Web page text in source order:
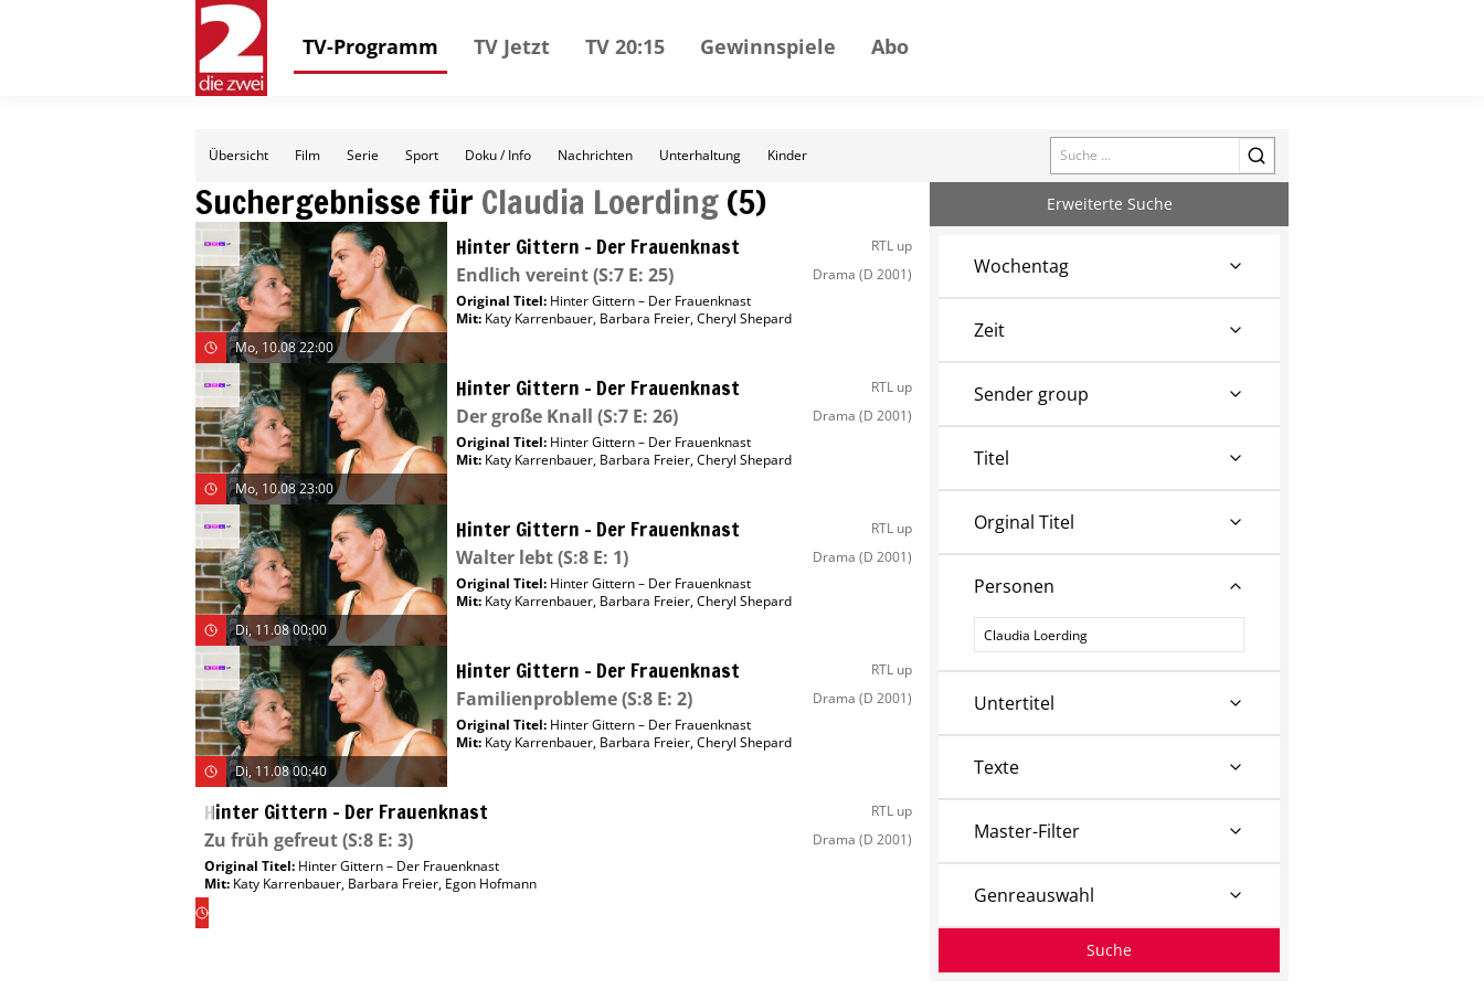
TV-Programm TV Jetzt TV 20:15 Gewinnspiele Abo
Übersicht Film Serie Sport Doku / Info Nachrichten Unterhaltung Kinder Search
Suchergebnisse für Claudia Loerding(5)
Mo, 10.08 22:00
Hinter Gittern – Der Frauenknast RTL up
Endlich vereint(S:7 E: 25) Drama (D 2001)
Original Titel: Hinter Gittern – Der Frauenknast
Mit: Katy Karrenbauer, Barbara Freier,Cheryl Shepard
Mo, 10.08 23:00
Hinter Gittern – Der Frauenknast RTL up
Der große Knall (S:7 E: 26) Drama (D 2001)
Original Titel: Hinter Gittern – Der Frauenknast
Mit: Katy Karrenbauer, Barbara Freier,Cheryl Shepard
Di, 11.08 00:00
Hinter Gittern – Der Frauenknast RTL up
Walter lebt(S:8 E: 1) Drama (D 2001)
Original Titel: Hinter Gittern – Der Frauenknast
Mit: Katy Karrenbauer, Barbara Freier,Cheryl Shepard
Di, 11.08 00:40
Hinter Gittern – Der Frauenknast RTL up
Familienprobleme(S:8 E: 2) Drama (D 2001)
Original Titel: Hinter Gittern – Der Frauenknast
Mit: Katy Karrenbauer, Barbara Freier,Cheryl Shepard
Di,
Hinter Gittern – Der Frauenknast RTL up
Zu früh gefreut(S:8 E: 3) Drama (D 2001)
Original Titel: Hinter Gittern – Der Frauenknast
Mit: Katy Karrenbauer, Barbara Freier, Egon Hofmann
Erweiterte Suche
Wochentag
Zeit
Sender group
Titel
Orginal Titel
Personen
Personen
Untertitel
Texte
Master-Filter
Genreauswahl
Suche